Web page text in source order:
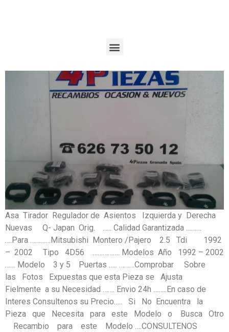
Asa Tirador Regulador de Asientos Izquierda y Derecha
Nuevas Q- Japan Orig. ….. Calidad Garantizada ………
….Para …………Mitsubishi Montero /Pajero 2.5 Tdi 1992
– 2002 Tipo 4D56 ……………. Modelos Año 1992 – 2002
…… Modelo 3 y 5 Puertas ….. ………Comprobar Sobre
las Fotos Expuestas que esta Pieza se Ajusta
Fielmente a su Necesidad ……. Envio 24h ……..En caso de
Interes Consultenos su Precio….. Si No Encuentra la
Pieza que Necesita para este Modelo o Busca Otro
Recambio para este Modelo ….CONSULTENOS